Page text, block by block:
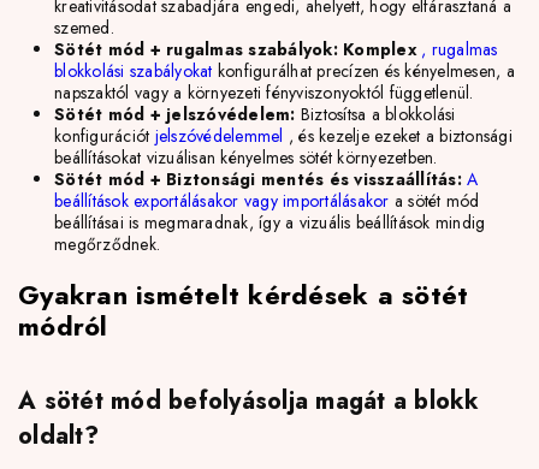
kreativitásodat szabadjára engedi, ahelyett, hogy elfárasztaná a
szemed.
Sötét mód + rugalmas szabályok: Komplex , rugalmas
blokkolási szabályokat konfigurálhatprecízen és kényelmesen, a
napszaktól vagy a környezeti fényviszonyoktól függetlenül.
Sötét mód + jelszóvédelem: Biztosítsa a blokkolási
konfigurációt jelszóvédelemmel , és kezelje ezeket a biztonsági
beállításokat vizuálisan kényelmes sötét környezetben.
Sötét mód + Biztonsági mentés és visszaállítás: A
beállítások exportálásakor vagy importálásakor asötét mód
beállításai is megmaradnak, így a vizuális beállítások mindig
megőrződnek.
Gyakran ismételt kérdések a sötét
módról
A sötét mód befolyásolja magát a blokk
oldalt?